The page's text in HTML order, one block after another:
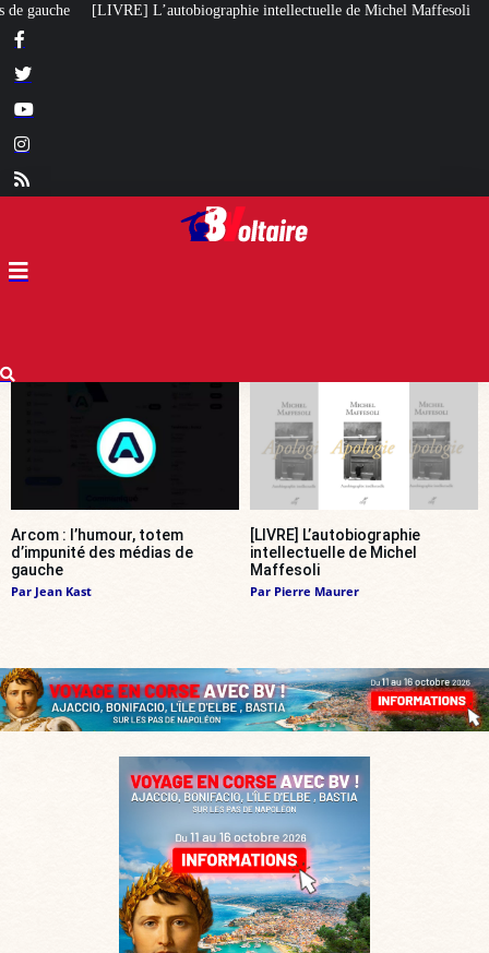
intellectuelle de Michel Maffesoli Pour regagner son influence en
Arcom : l’humour, totem
d’impunité des médias de
gauche
Par Jean Kast
[LIVRE] L’autobiographie
intellectuelle de Michel
Maffesoli
Par Pierre Maurer